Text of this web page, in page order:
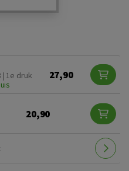
| 1e druk
27,90
20,90